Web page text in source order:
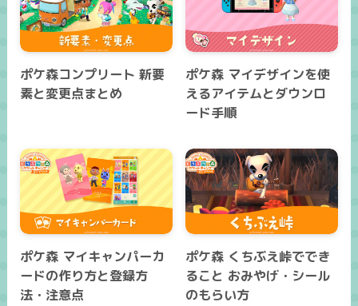
ポケ森コンプリート 新要
素と変更点まとめ
ポケ森 マイデザインを使
えるアイテムとダウンロ
ード手順
ポケ森 マイキャンパーカ
ードの作り方と登録方
法・注意点
ポケ森 くちぶえ峠ででき
ること おみやげ・シール
のもらい方